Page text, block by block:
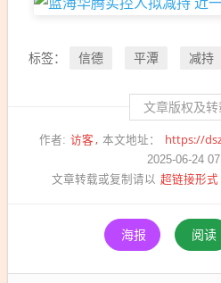
标签： 信德 平潭 减持
文章版权及转
作者: 访客 本文地址： https://
2025-06-24
文章转载或复制请以 超链接形式
海报 阅读